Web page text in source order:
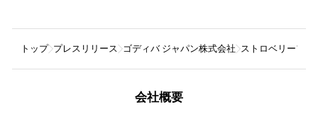
トップ プレスリリース ゴディバ ジャパン株式会社 ストロベリーフ
会社概要